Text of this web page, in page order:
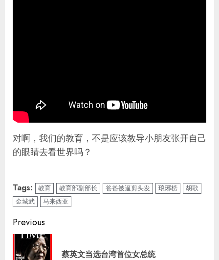
对啊，我们的教育，不是应该教导小朋友张开自己
的眼睛去看世界吗？
Tags: 教育 教育部副部长 爸爸被逼剪头发 琅琊榜
胡歌
金城武
马来西亚
Continue
Reading
Previous
蔡英文当选台湾首位女总统